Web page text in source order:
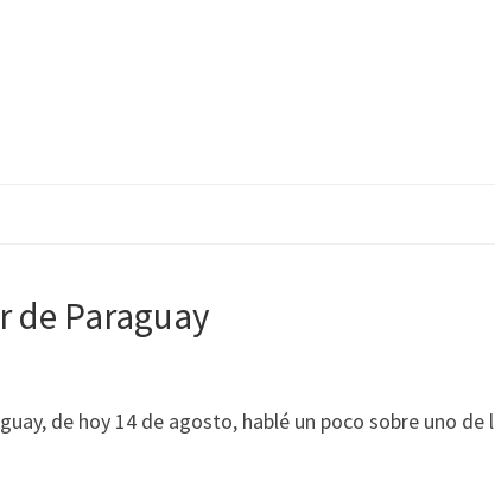
de Paraguay
de hoy 14 de agosto, hablé un poco sobre uno